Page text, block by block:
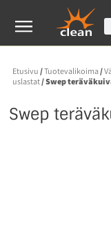
Etusivu /Tuotevalikoima/
uslastat/ Swep
Swep